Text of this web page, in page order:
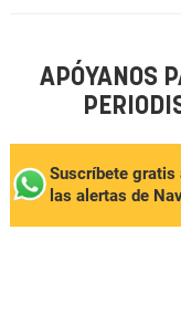
APÓYANOS
Suscríbete gratis
las alertas de